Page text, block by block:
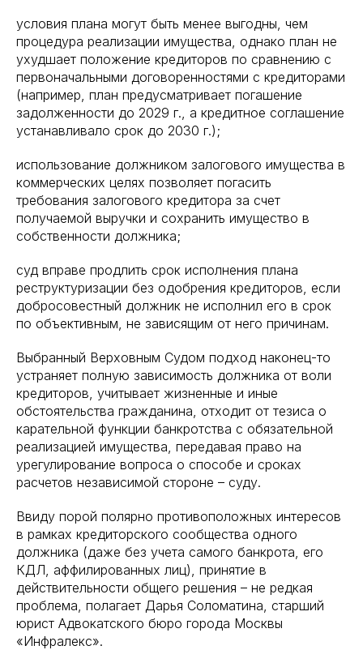
условия плана могут быть менее выгодны, чем
процедура реализации имущества, однако план не
ухудшает положение кредиторов по сравнению с
первоначальными договоренностями с кредиторами
(например, план предусматривает погашение
задолженности до 2029 г., а кредитное соглашение
устанавливало срок до 2030 г.);
использование должником залогового имущества в
коммерческих целях позволяет погасить
требования залогового кредитора за счет
получаемой выручки и сохранить имущество в
собственности должника;
суд вправе продлить срок исполнения плана
реструктуризации без одобрения кредиторов, если
добросовестный должник не исполнил его в срок
по объективным, не зависящим от него причинам.
Выбранный Верховным Судом подход наконец-то
устраняет полную зависимость должника от воли
кредиторов, учитывает жизненные и иные
обстоятельства гражданина, отходит от тезиса о
карательной функции банкротства с обязательной
реализацией имущества, передавая право на
урегулирование вопроса о способе и сроках
расчетов независимой стороне – суду.
Ввиду порой полярно противоположных интересов
в рамках кредиторского сообщества одного
должника (даже без учета самого банкрота, его
КДЛ, аффилированных лиц), принятие в
действительности общего решения – не редкая
проблема, полагает Дарья Соломатина, старший
юрист Адвокатского бюро города Москвы
«Инфралекс».